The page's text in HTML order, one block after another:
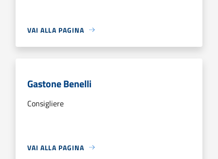
VAI ALLA PAGINA
Gastone Benelli
Consigliere
VAI ALLA PAGINA